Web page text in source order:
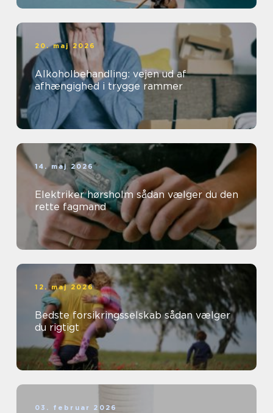
20. maj 2026
Alkoholbehandling: vejen ud af
afhængighed i trygge rammer
14. maj 2026
Elektriker hørsholm sådan vælger du den
rette fagmand
12. maj 2026
Bedste forsikringsselskab sådan vælger
du rigtigt
03. februar 2026